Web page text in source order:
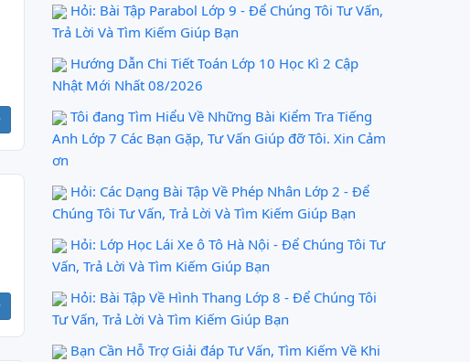
Hỏi: Bài Tập Parabol Lớp 9 - Để Chúng Tôi Tư Vấn,
Trả Lời Và Tìm Kiếm Giúp Bạn
Hướng Dẫn Chi Tiết Toán Lớp 10 Học Kì 2 Cập
Nhật Mới Nhất 08/2026
Tôi đang Tìm Hiểu Về Những Bài Kiểm Tra Tiếng
Anh Lớp 7 Các Bạn Gặp, Tư Vấn Giúp đỡ Tôi. Xin Cảm
ơn
Hỏi: Các Dạng Bài Tập Về Phép Nhân Lớp 2 - Để
Chúng Tôi Tư Vấn, Trả Lời Và Tìm Kiếm Giúp Bạn
Hỏi: Lớp Học Lái Xe ô Tô Hà Nội - Để Chúng Tôi Tư
Vấn, Trả Lời Và Tìm Kiếm Giúp Bạn
Hỏi: Bài Tập Về Hình Thang Lớp 8 - Để Chúng Tôi
Tư Vấn, Trả Lời Và Tìm Kiếm Giúp Bạn
Bạn Cần Hỗ Trợ Giải đáp Tư Vấn, Tìm Kiếm Về Khi